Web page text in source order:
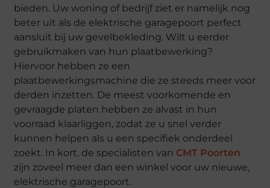
bieden. Uw woning of bedrijf ziet er namelijk nog
beter uit als de elektrische garagepoort perfect
aansluit bij uw gevelbekleding. Wilt u eerder
gebruikmaken van hun plaatbewerking?
Hiervoor hebben ze een
plaatbewerkingsmachine die ze steeds meer voor
derden inzetten. De meest voorkomende en
gevraagde platen hebben ze alvast in hun
voorraad klaarliggen, zodat ze u snel verder
kunnen helpen als u een specifiek onderdeel
zoekt. In kort, de specialisten van CMT Poorten
zijn zoveel meer dan een winkel voor uw nieuwe,
elektrische garagepoort.